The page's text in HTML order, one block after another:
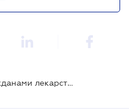
Изменены правила ввоза гражданами лекарственных средств в Украину